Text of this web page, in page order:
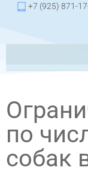
+7 (925) 871-
по
собак